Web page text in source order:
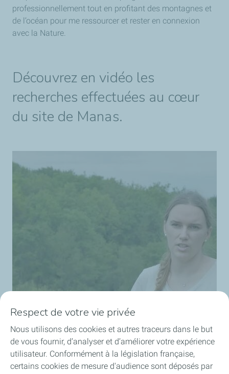
professionnellement tout en profitant des montagnes et
de l’océan pour me ressourcer et rester en connexion
avec la Nature.
Découvrez en vidéo les
recherches effectuées au cœur
du site de Manas.
Respect de votre vie privée
Nous utilisons des cookies et autres traceurs dans le but
de vous fournir, d’analyser et d’améliorer votre expérience
utilisateur. Conformément à la législation française,
certains cookies de mesure d'audience sont déposés par